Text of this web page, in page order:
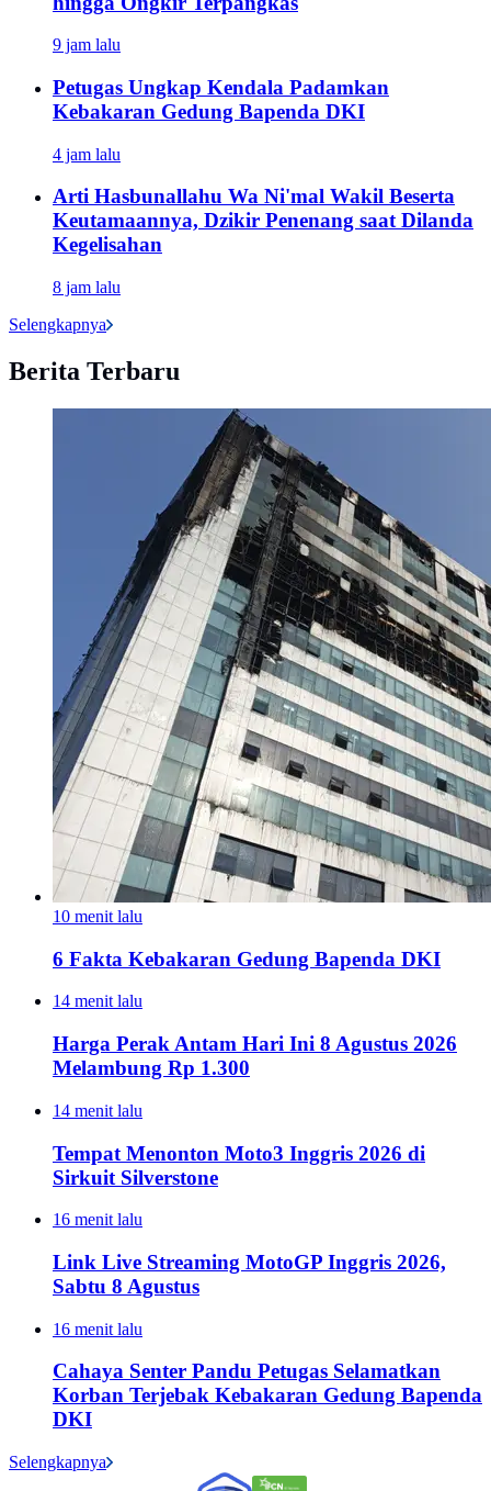
9 jam lalu
Petugas Ungkap Kendala Padamkan
Kebakaran Gedung Bapenda DKI
4 jam lalu
Arti Hasbunallahu Wa Ni'mal Wakil Beserta
Keutamaannya, Dzikir Penenang saat Dilanda
Kegelisahan
8 jam lalu
Selengkapnya
Berita Terbaru
10 menit lalu
6 Fakta Kebakaran Gedung Bapenda DKI
14 menit lalu
Harga Perak Antam Hari Ini 8 Agustus 2026
Melambung Rp 1.300
14 menit lalu
Tempat Menonton Moto3 Inggris 2026 di
Sirkuit Silverstone
16 menit lalu
Link Live Streaming MotoGP Inggris 2026,
Sabtu 8 Agustus
16 menit lalu
Cahaya Senter Pandu Petugas Selamatkan
Korban Terjebak Kebakaran Gedung Bapenda
DKI
Selengkapnya